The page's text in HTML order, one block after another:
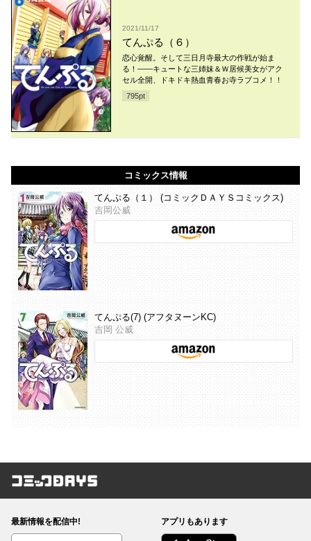
2021/11/17
てんぷる（６）
恋心覚醒。そして三日月寺最大の作戦が始ま
る！――キュートな三姉妹＆Ｗ居候美女がアク
セル全開、ドキドキ熱血青春お寺ラブコメ！！
795pt
コミックス情報
てんぷる（１） (コミックＤＡＹＳコミックス)
吉岡公威
てんぷる(7) (アフタヌーンKC)
吉岡 公威
コミックDAYS
最新情報を配信中! アプリもあります